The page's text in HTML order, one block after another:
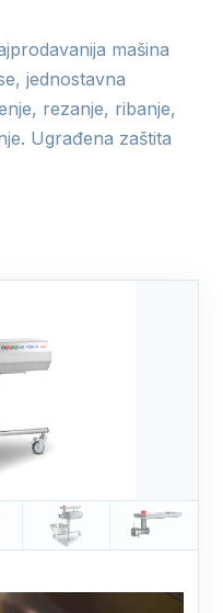
mašina
jednostavna
rezanje, ribanje,
Ugrađena zaštita